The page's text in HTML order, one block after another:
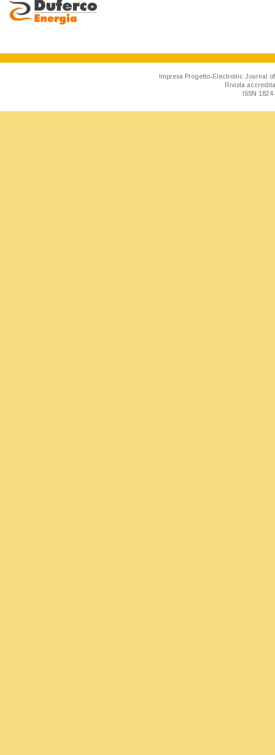
Impresa Progetto-Electronic Journal
Rivista
ISSN